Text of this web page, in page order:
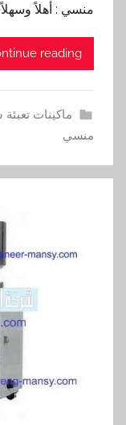
منسي : أهلاً وسهلاً
reading
منسي